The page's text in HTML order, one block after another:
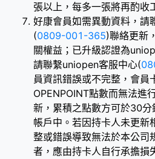
張以上，每多一張將再酌收
好康會員如需異動資料，請
(0809-001-365)聯絡更新
關權益；已升級認證為
請聯繫uniopen客服中心(
員資訊錯誤或不完整，會員
OPENPOINT點數而無法進
新，累積之點數方可於30
帳戶中。若因持卡人未更新
整或錯誤導致無法於本公司
者，應由持卡人自行承擔損